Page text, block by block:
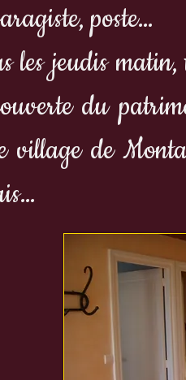
poste…
les jeudis
du
village de